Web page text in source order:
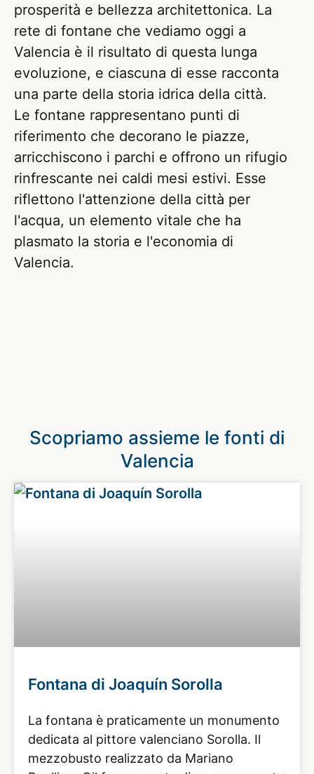
prosperità e bellezza architettonica. La
rete di fontane che vediamo oggi a
Valencia è il risultato di questa lunga
evoluzione, e ciascuna di esse racconta
una parte della storia idrica della città.
Le fontane rappresentano punti di
riferimento che decorano le piazze,
arricchiscono i parchi e offrono un rifugio
rinfrescante nei caldi mesi estivi. Esse
riflettono l'attenzione della città per
l'acqua, un elemento vitale che ha
plasmato la storia e l'economia di
Valencia.
Scopriamo assieme le fonti di
Valencia
Fontana di Joaquín Sorolla
La fontana è praticamente un monumento
dedicata al pittore valenciano Sorolla. Il
mezzobusto realizzato da Mariano